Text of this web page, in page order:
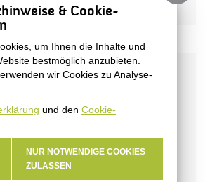
& Cookie-
um Ihnen die Inhalte und
bestmöglich anzubieten.
wir Cookies zu Analyse-
und den Cookie-
NUR NOTWENDIGE COOKIES
ZULASSEN